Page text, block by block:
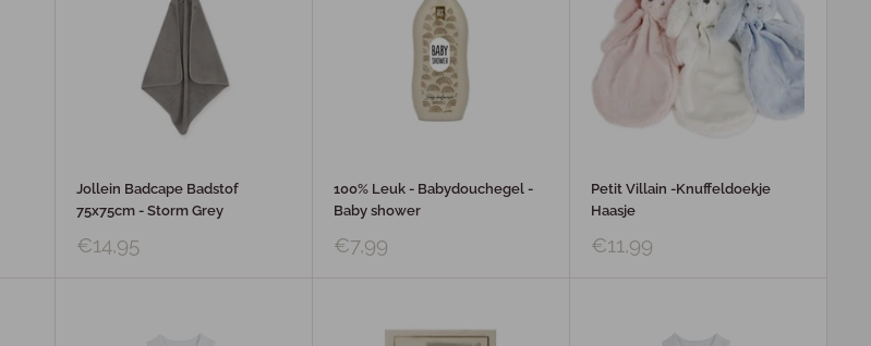
Jollein Badcape Badstof
75x75cm - Storm Grey
€14,95
100% Leuk - Babydouchegel -
Baby shower
€7,99
Petit Villain -Knuffeldoekje
Haasje
€11,99